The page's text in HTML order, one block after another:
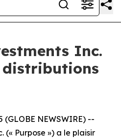
Inc.
distributions
(GLOBE NEWSWIRE) --
(« Purpose ») a le plaisir